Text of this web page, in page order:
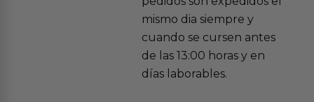
mismo dia siempre y
cuando se cursen antes
de las 13:00 horas y en
días laborables.